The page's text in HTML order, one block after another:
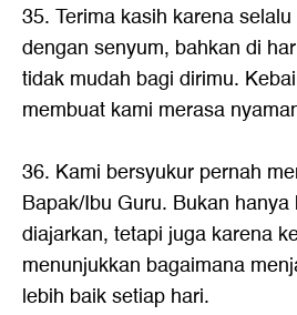
35. Terima kasih karena
dengan senyum, bahkan di
tidak mudah bagi dirimu.
membuat kami merasa
36. Kami bersyukur pernah
Bapak/Ibu Guru. Bukan
diajarkan, tetapi juga karena
menunjukkan bagaimana
lebih baik setiap hari.